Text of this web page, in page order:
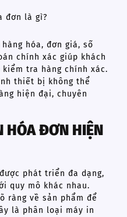
hóa, đơn giá, số
chính xác giúp khách
tra hàng chính xác.
thiết bị không thể
hiện đại, chuyên
HÓA ĐƠN HIỆN
phát triển đa dạng,
quy mô khác nhau.
ràng về sản phẩm để
là phân loại máy in